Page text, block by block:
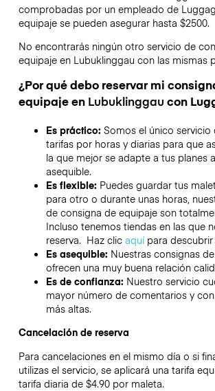
comprobadas por un empleado de
equipaje se pueden asegurar hasta $2500.
No encontrarás ningún otro servicio de
equipaje en Lubuklinggau con las mismas
¿Por qué debo reservar mi
equipaje en Lubuklinggau con
Es práctico: Somos el único servicio
tarifas por horas y diarias para que
la que mejor se adapte a tus planes
asequible.
Es flexible: Puedes guardar tus
para otro o durante unas horas,
de consigna de equipaje son
Incluso tenemos tiendas en las que
reserva. Haz clic aquípara descubrir
Es asequible: Nuestras consignas
ofrecen una muy buena relación
Es de confianza: Nuestro servicio
mayor número de comentarios y
más altas.
Cancelación de reserva
Para cancelaciones en el mismo día o si
utilizas el servicio, se aplicará una tarifa
tarifa diaria de $4.90 por maleta.